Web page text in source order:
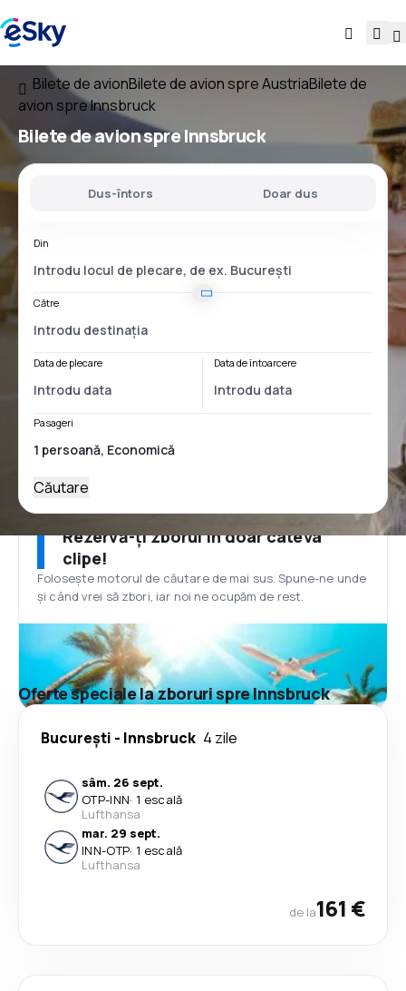
Bilete de avionBilete de avion spre AustriaBilete de
avion spre Innsbruck
Bilete de avion spre Innsbruck
Dus-întors Doar dus
Din
Către
Data de plecare Data de întoarcere
Pasageri
Căutare
Rezervă-ți zborul în doar câteva
clipe!
Folosește motorul de căutare de mai sus. Spune-ne unde
și când vrei să zbori, iar noi ne ocupăm de rest.
Oferte speciale la zboruri spre Innsbruck
București - Innsbruck 4 zile
sâm. 26 sept.
OTP-INN· 1 escală
Lufthansa
mar. 29 sept.
INN-OTP· 1 escală
Lufthansa
de la161 €